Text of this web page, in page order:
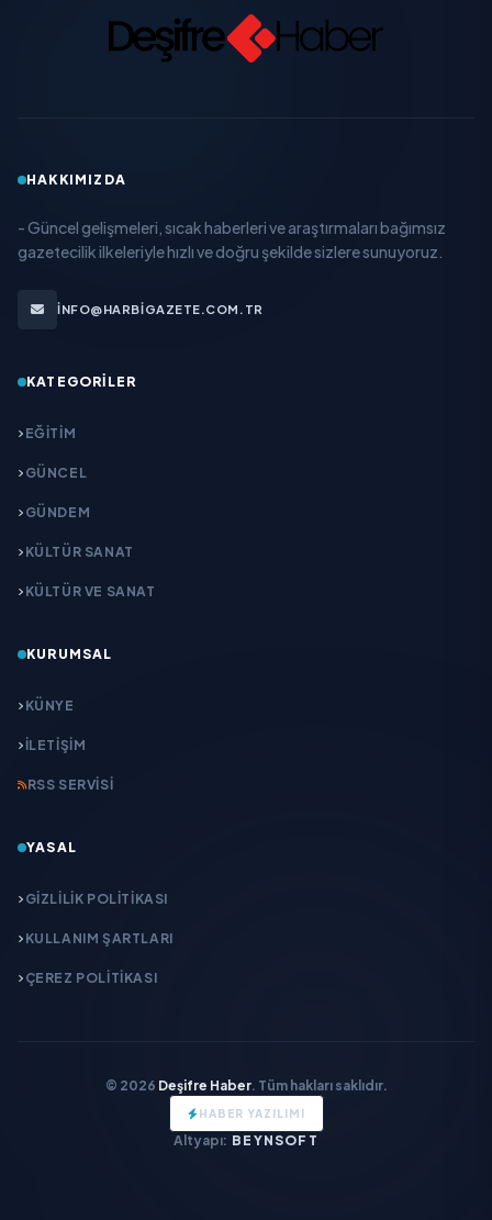
HAKKIMIZDA
- Güncel gelişmeleri, sıcak haberleri ve araştırmaları bağımsız
gazetecilik ilkeleriyle hızlı ve doğru şekilde sizlere sunuyoruz.
INFO@HARBIGAZETE.COM.TR
KATEGORILER
EĞITIM
GÜNCEL
GÜNDEM
KÜLTÜR SANAT
KÜLTÜR VE SANAT
KURUMSAL
KÜNYE
İLETIŞIM
RSS SERVISI
YASAL
GIZLILIK POLITIKASI
KULLANIM ŞARTLARI
ÇEREZ POLITIKASI
© 2026 Deşifre Haber. Tüm hakları saklıdır.
HABER YAZILIMI
Altyapı: BEYNSOFT